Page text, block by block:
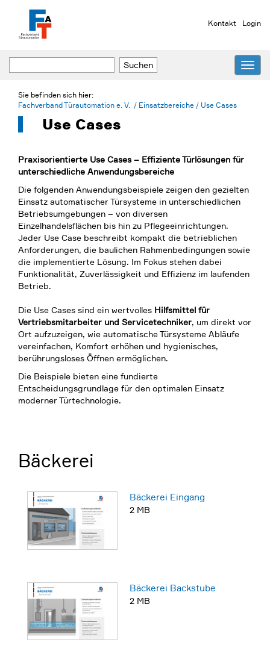
Kontakt Login
Sie befinden sich hier:
Fachverband Türautomation e. V. / Einsatzbereiche / Use Cases
Use Cases
Praxisorientierte Use Cases – Effiziente Türlösungen für
unterschiedliche Anwendungsbereiche
Die folgenden Anwendungsbeispiele zeigen den gezielten
Einsatz automatischer Türsysteme in unterschiedlichen
Betriebsumgebungen – von diversen
Einzelhandelsflächen bis hin zu Pflegeeinrichtungen.
Jeder Use Case beschreibt kompakt die betrieblichen
Anforderungen, die baulichen Rahmenbedingungen sowie
die implementierte Lösung. Im Fokus stehen dabei
Funktionalität, Zuverlässigkeit und Effizienz im laufenden
Betrieb.
Die Use Cases sind ein wertvolles Hilfsmittel für
Vertriebsmitarbeiter und Servicetechniker, um direkt vor
Ort aufzuzeigen, wie automatische Türsysteme Abläufe
vereinfachen, Komfort erhöhen und hygienisches,
berührungsloses Öffnen ermöglichen.
Die Beispiele bieten eine fundierte
Entscheidungsgrundlage für den optimalen Einsatz
moderner Türtechnologie.
Bäckerei
Bäckerei Eingang
2 MB
Bäckerei Backstube
2 MB